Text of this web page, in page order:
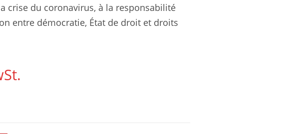
crise du coronavirus, à la responsabilité
entre démocratie, État de droit et droits